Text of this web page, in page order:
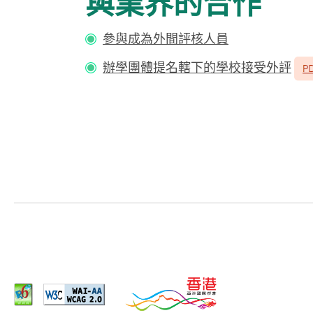
參與成為外間評核人員
辦學團體提名轄下的學校接受外評